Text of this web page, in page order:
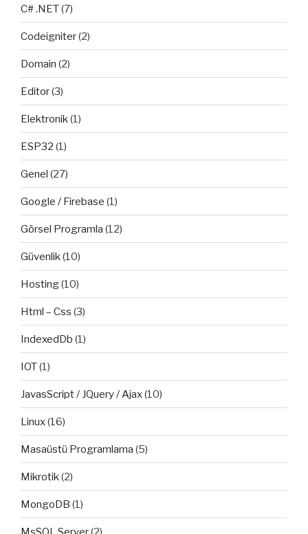
C# .NET(7)
Codeigniter(2)
Domain (2)
Editor(3)
Elektronik(1)
ESP32 (1)
Genel (27)
Google / Firebase (1)
Görsel Programla (12)
Güvenlik(10)
Hosting(10)
Html – Css (3)
IndexedDb (1)
IOT(1)
JavasScript / JQuery / Ajax(10)
Linux(16)
Masaüstü Programlama (5)
Mikrotik(2)
MongoDB (1)